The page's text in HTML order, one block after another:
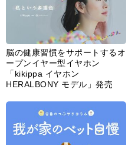
脳の健康習慣をサポートするオ
ープンイヤー型イヤホン
「kikippa イヤホン
HERALBONY モデル」発売